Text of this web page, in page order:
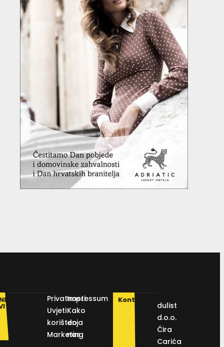
Privatnosti
Uvjeti
korištenja
Marketing
Impressum
Kako
do
nas
Kontakt
dulist
d.o.o.
Ćira
Carića